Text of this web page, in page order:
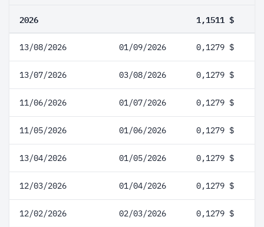
2026 1,1511 $
13/08/2026 01/09/2026 0,1279 $
13/07/2026 03/08/2026 0,1279 $
11/06/2026 01/07/2026 0,1279 $
11/05/2026 01/06/2026 0,1279 $
13/04/2026 01/05/2026 0,1279 $
12/03/2026 01/04/2026 0,1279 $
12/02/2026 02/03/2026 0,1279 $